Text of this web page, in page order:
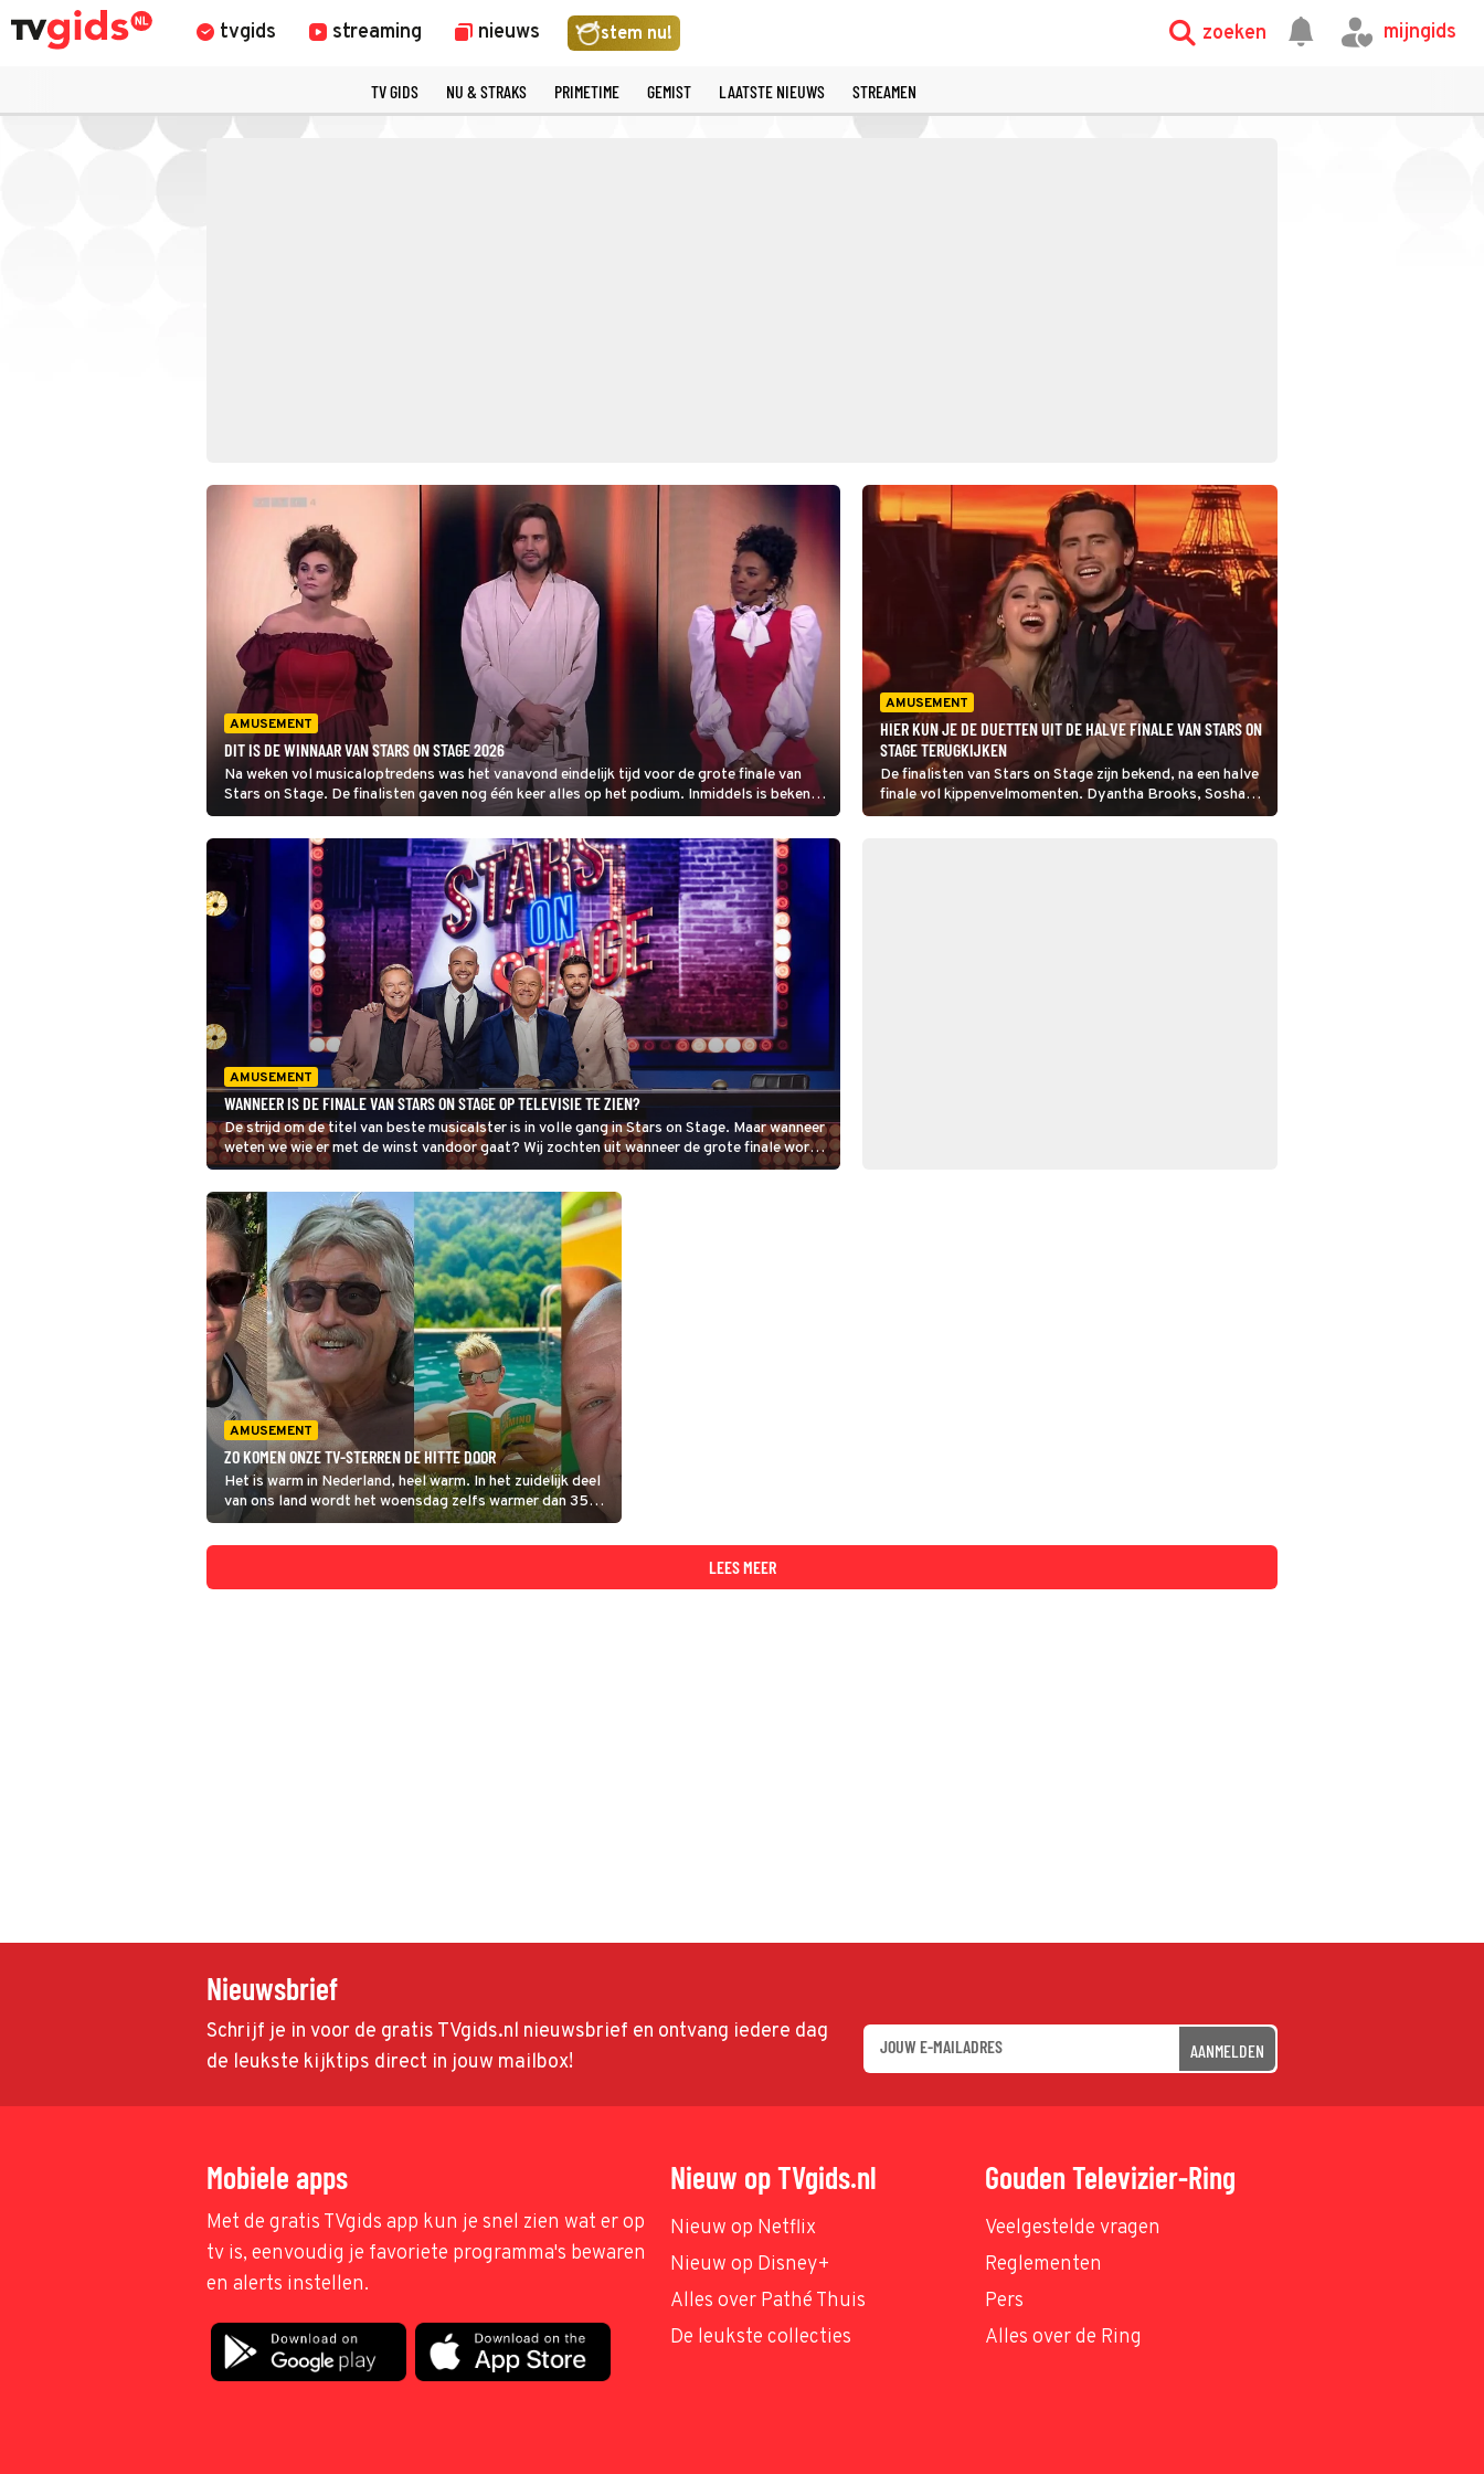
tvgids streaming nieuws stem nu! zoeken mijngids
TV GIDS NU & STRAKS PRIMETIME GEMIST LAATSTE NIEUWS STREAMEN
AMUSEMENT
DIT IS DE WINNAAR VAN STARS ON STAGE 2026
Na weken vol musicaloptredens was het vanavond eindelijk tijd voor de grote finale van
Stars on Stage. De finalisten gaven nog één keer alles op het podium. Inmiddels is bekend
wie zich de beste musicalster mag noemen.
AMUSEMENT
HIER KUN JE DE DUETTEN UIT DE HALVE FINALE VAN STARS ON
STAGE TERUGKIJKEN
De finalisten van Stars on Stage zijn bekend, na een halve
finale vol kippenvelmomenten. Dyantha Brooks, Sosha
Duysker, Roxeanne Hazes en Bouke Scholten traden op
AMUSEMENT
WANNEER IS DE FINALE VAN STARS ON STAGE OP TELEVISIE TE ZIEN?
De strijd om de titel van beste musicalster is in volle gang in Stars on Stage. Maar wanneer
weten we wie er met de winst vandoor gaat? Wij zochten uit wanneer de grote finale wordt
uitgezonden!
AMUSEMENT
ZO KOMEN ONZE TV-STERREN DE HITTE DOOR
Het is warm in Nederland, heel warm. In het zuidelijk deel
van ons land wordt het woensdag zelfs warmer dan 35
graden. BN'ers en tv-sterren zijn natuurlijk net mensen en
die hebben dus ook gewoon last van die zengende hitte,
LEES MEER
Nieuwsbrief
Schrijf je in voor de gratis TVgids.nl nieuwsbrief en ontvang iedere dag
de leukste kijktips direct in jouw mailbox!
AANMELDEN
Mobiele apps
Met de gratis TVgids app kun je snel zien wat er op
tv is, eenvoudig je favoriete programma's bewaren
en alerts instellen.
Nieuw op TVgids.nl
Nieuw op Netflix
Nieuw op Disney+
Alles over Pathé Thuis
De leukste collecties
Gouden Televizier-Ring
Veelgestelde vragen
Reglementen
Pers
Alles over de Ring